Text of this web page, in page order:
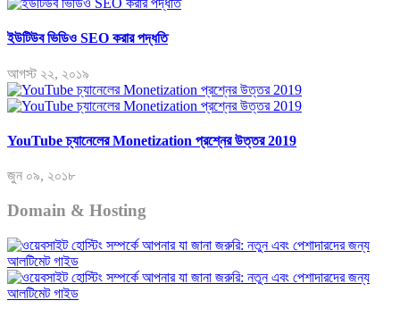
ইউটিউব ভিডিও SEO করার পদ্ধতি
আগস্ট ২২, ২০১৯
YouTube চ্যানেলের Monetization প্রশ্নের উত্তর 2019
জুন ০৯, ২০১৮
Domain & Hosting